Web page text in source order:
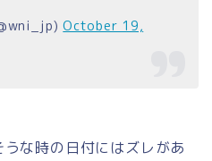
October 19,
な時の日付にはズレがあ